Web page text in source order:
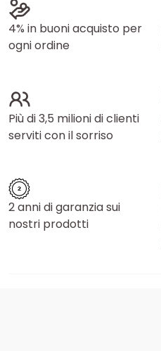
4% in buoni acquisto per
ogni ordine
Più di 3,5 milioni di clienti
serviti con il sorriso
2 anni di garanzia sui
nostri prodotti